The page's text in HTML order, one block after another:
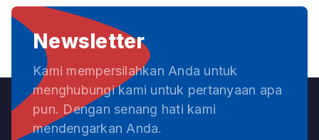
Newsletter
Kami mempersilahkan Anda untuk
menghubungi kami untuk pertanyaan apa
pun. Dengan senang hati kami
mendengarkan Anda.